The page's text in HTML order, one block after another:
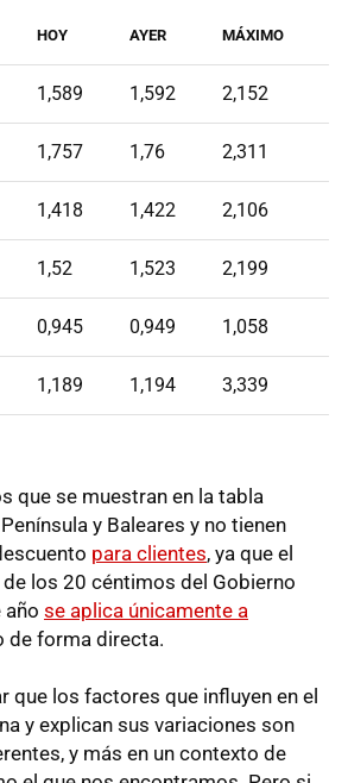
HOY AYER MÁXIMO
1,589 1,592 2,152
1,757 1,76 2,311
1,418 1,422 2,106
1,52 1,523 2,199
0,945 0,949 1,058
1,189 1,194 3,339
que se muestran en la tabla
y Baleares y no tienen
para clientes, ya que el
los 20 céntimos del Gobierno
se aplica únicamente a
de forma directa.
que los factores que influyen en el
y explican sus variaciones son
y más en un contexto de